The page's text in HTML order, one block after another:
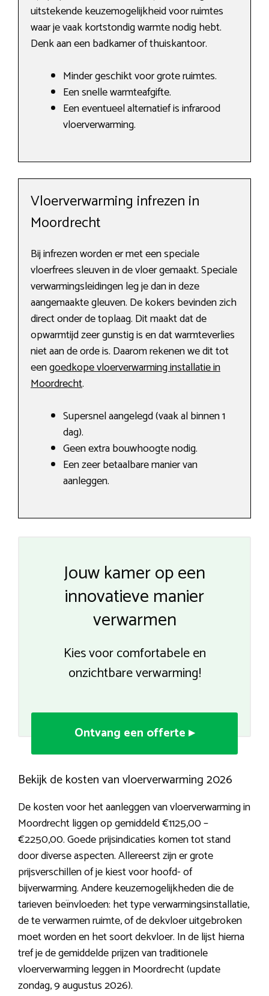
uitstekende keuzemogelijkheid voor ruimtes
waar je vaak kortstondig warmte nodig hebt.
Denk aan een badkamer of thuiskantoor.
Minder geschikt voor grote ruimtes.
Een snelle warmteafgifte.
Een eventueel alternatief is infrarood
vloerverwarming.
Vloerverwarming infrezen in
Moordrecht
Bij infrezen worden er met een speciale
vloerfrees sleuven in de vloer gemaakt. Speciale
verwarmingsleidingen leg je dan in deze
aangemaakte gleuven. De kokers bevinden zich
direct onder de toplaag. Dit maakt dat de
opwarmtijd zeer gunstig is en dat warmteverlies
niet aan de orde is. Daarom rekenen we dit tot
eengoedkope vloerverwarming installatie in
Moordrecht.
Supersnel aangelegd (vaak al binnen 1
dag).
Geen extra bouwhoogte nodig.
Een zeer betaalbare manier van
aanleggen.
Jouw kamer op een
innovatieve manier
verwarmen
Kies voor comfortabele en
onzichtbare verwarming!
Ontvang een offerte ▸
Bekijk de kosten van vloerverwarming 2026
De kosten voor het aanleggen van vloerverwarming in
Moordrecht liggen op gemiddeld €1125,00 –
€2250,00. Goede prijsindicaties komen tot stand
door diverse aspecten. Allereerst zijn er grote
prijsverschillen of je kiest voor hoofd- of
bijverwarming. Andere keuzemogelijkheden die de
tarieven beïnvloeden: het type verwarmingsinstallatie,
de te verwarmen ruimte, of de dekvloer uitgebroken
moet worden en het soort dekvloer. In de lijst hierna
tref je de gemiddelde prijzen van traditionele
vloerverwarming leggen in Moordrecht (update
zondag, 9 augustus 2026).